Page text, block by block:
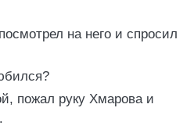
на него и спросил
пожал руку Хмарова и